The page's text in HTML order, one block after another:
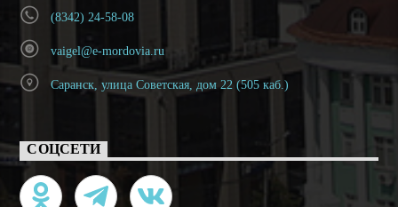
(8342) 24-58-08
vaigel@e-mordovia.ru
Саранск, улица Советская, дом 22 (505 каб.)
СОЦСЕТИ